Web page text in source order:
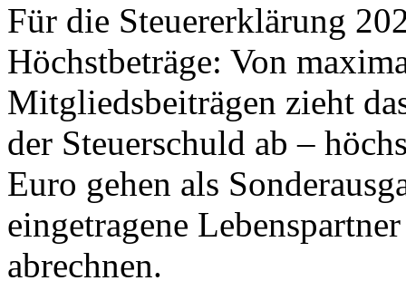
Für die Steuererklärung
Höchstbeträge: Von
Mitgliedsbeiträgen zieht
der Steuerschuld ab –
Euro gehen als
eingetragene
abrechnen.